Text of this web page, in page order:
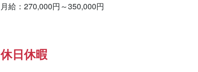
月給：270,000円～350,000円
休日休暇